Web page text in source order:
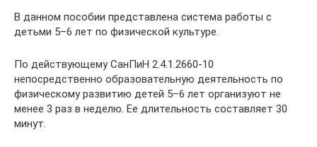
В данном пособии представлена система работы с
детьми 5–6 лет по физической культуре.
По действующему СанПиН 2.4.1.2660-10
непосредственно образовательную деятельность по
физическому развитию детей 5–6 лет организуют не
менее 3 раз в неделю. Ее длительность составляет 30
минут.